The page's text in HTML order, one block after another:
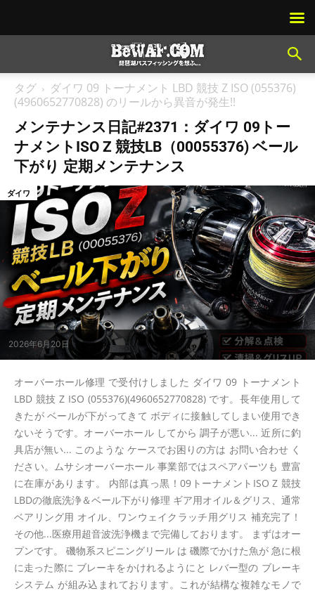
タグ
ダイワ 09 トーナメント LBD 競技 Z ISO (055376)
(4960652770828) のリールから異音が発生!!
メンテナンス日記#2371：ダイワ 09トー
ナメントISO Z 競技LB（00055376) ベール
下がり 定期メンテナンス
2026年6月20日
ダイワ
オーバーホール修理 で受付けしました ダイワ 09 トーナメント
LBD 競技 Z ISO (055376)(4960652770828) です。長年使用して
きたが ベールが下がってきて ボディに接触してしまい使用でき
ないそうです。オーバーホール してから 調子が悪い... 近所に釣
具店が無い... このような ケースでお困りの方は お問い合わせ く
ださい。ムサシオーバーホール 事業部ではスペアパーツも 豊富
に在庫があります。 内部は真っ黒！09トーナメントISO Z 競技
LBDの徹底洗浄＆ベール下がり修理 ギア用オイル＆グリス、通常
ベアリング用 オイル、ワンウェイクラッチ用グリス 補充完了！
その他...医療用超音波洗浄機まで完備しております。 まずはオー
プンです。 磯物系スピニングリール は 磯際でかけた魚が 急に根
に走った際に ブレーキをかけれるようにと レバー型の ブレーキ
システム が組み込まれております。これが結構な複雑なモノで